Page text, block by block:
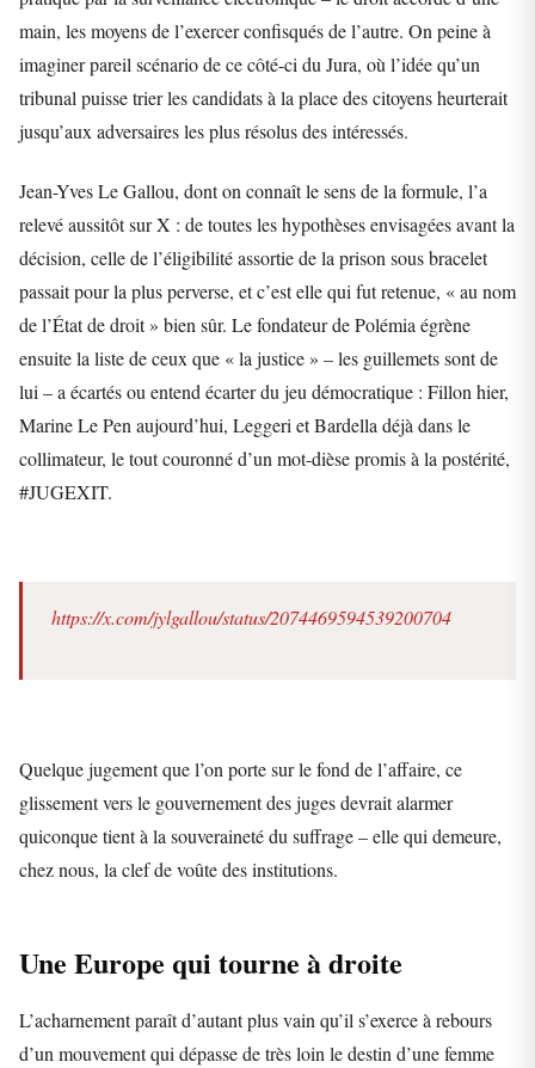
main, les moyens de l’exercer confisqués de l’autre. On peine à
imaginer pareil scénario de ce côté-ci du Jura, où l’idée qu’un
tribunal puisse trier les candidats à la place des citoyens heurterait
jusqu’aux adversaires les plus résolus des intéressés.
Jean-Yves Le Gallou, dont on connaît le sens de la formule, l’a
relevé aussitôt sur X : de toutes les hypothèses envisagées avant la
décision, celle de l’éligibilité assortie de la prison sous bracelet
passait pour la plus perverse, et c’est elle qui fut retenue, « au nom
de l’État de droit » bien sûr. Le fondateur de Polémia égrène
ensuite la liste de ceux que « la justice » – les guillemets sont de
lui – a écartés ou entend écarter du jeu démocratique : Fillon hier,
Marine Le Pen aujourd’hui, Leggeri et Bardella déjà dans le
collimateur, le tout couronné d’un mot-dièse promis à la postérité,
#JUGEXIT.
https://x.com/jylgallou/status/2074469594539200704
Quelque jugement que l’on porte sur le fond de l’affaire, ce
glissement vers le gouvernement des juges devrait alarmer
quiconque tient à la souveraineté du suffrage – elle qui demeure,
chez nous, la clef de voûte des institutions.
Une Europe qui tourne à droite
L’acharnement paraît d’autant plus vain qu’il s’exerce à rebours
d’un mouvement qui dépasse de très loin le destin d’une femme